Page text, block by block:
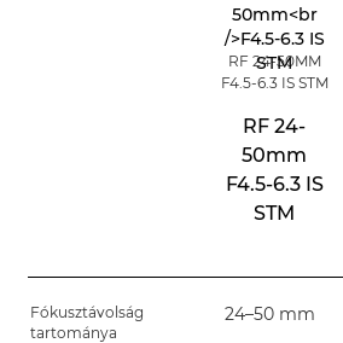
RF 24-50MM
F4.5-6.3 IS STM
RF 24-
50mm
F4.5-6.3 IS
STM
Fókusztávolság
tartománya
24–50 mm